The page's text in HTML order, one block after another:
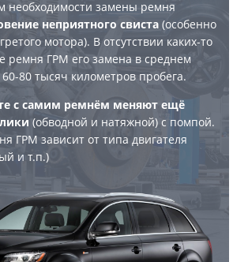
необходимости замены ремня
неприятного свиста (особенно
мотора). В отсутствии каких-то
ремня ГРМ его замена в среднем
80 тысяч километров пробега.
с самим ремнём меняют ещё
(обводной и натяжной) с помпой.
ГРМ зависит от типа двигателя
и т.п.)